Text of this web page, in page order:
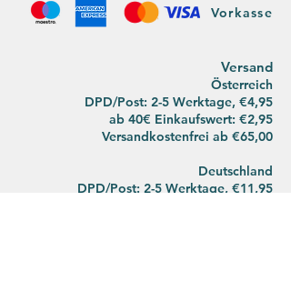
Vorkasse
Versand
Österreich
DPD/Post: 2-5 Werktage, €4,95
ab 40€ Einkaufswert: €2,95
Versandkostenfrei ab €65,00
Deutschland
DPD/Post: 2-5 Werktage, €11,95